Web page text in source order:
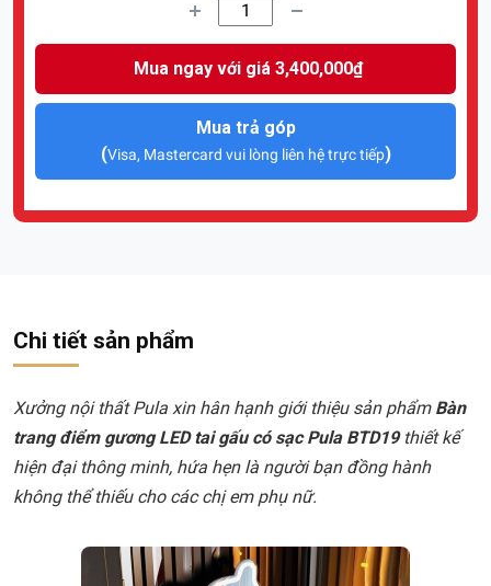
Mua ngay với giá 3,400,000₫
Mua trả góp
(Visa, Mastercard vui lòng liên hệ trực tiếp)
Chi tiết sản phẩm
Xưởng nội thất Pula xin hân hạnh giới thiệu sản phẩm Bàn
trang điểm gương LED tai gấu có sạc Pula BTD19thiết kế
hiện đại thông minh, hứa hẹn là người bạn đồng hành
không thể thiếu cho các chị em phụ nữ.